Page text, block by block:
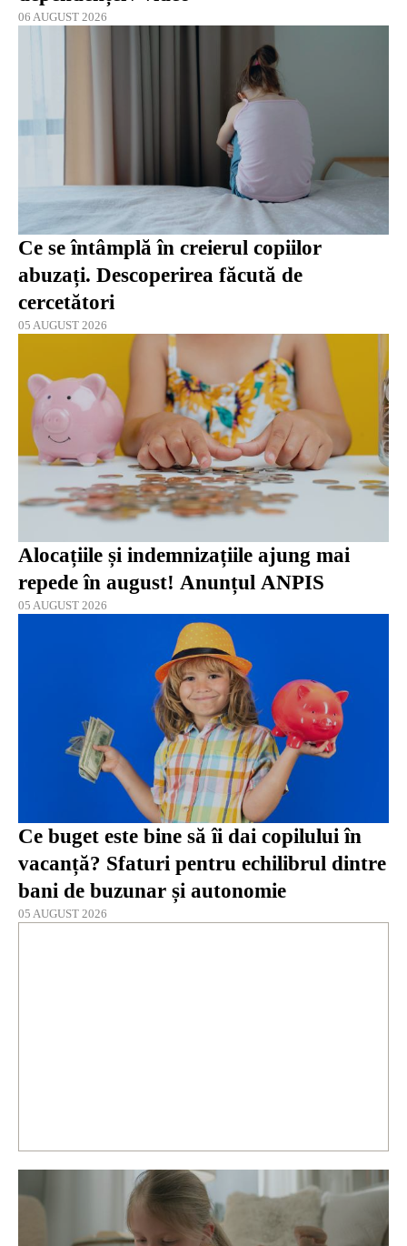
06 AUGUST 2026
Ce se întâmplă în creierul copiilor
abuzați. Descoperirea făcută de
cercetători
05 AUGUST 2026
Alocațiile și indemnizațiile ajung mai
repede în august! Anunțul ANPIS
05 AUGUST 2026
Ce buget este bine să îi dai copilului în
vacanță? Sfaturi pentru echilibrul dintre
bani de buzunar și autonomie
05 AUGUST 2026